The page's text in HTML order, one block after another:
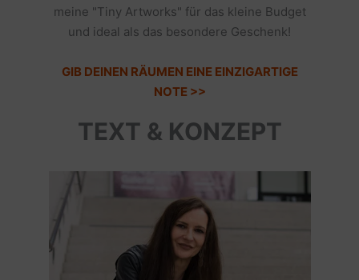
meine "Tiny Artworks" für das kleine Budget
und ideal als das besondere Geschenk!
GIB DEINEN RÄUMEN EINE EINZIGARTIGE
NOTE >>
TEXT & KONZEPT